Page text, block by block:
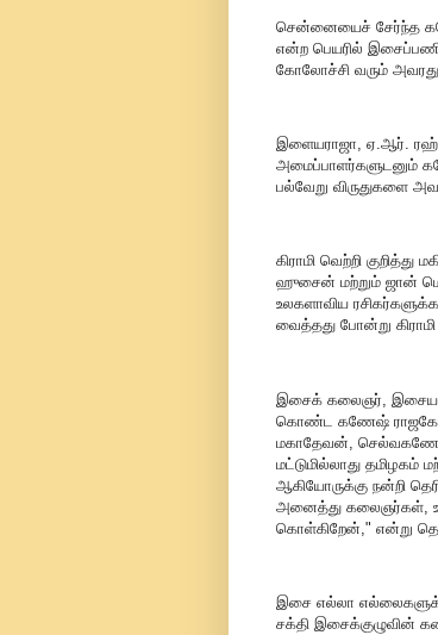
சென்னையைச் சேர்ந்த
என்ற பெயரில்
கோலோச்சி வரும் அவரது
இளையராஜா, ஏ.ஆர்.
அமைப்பாளர்களுடனும்
பல்வேறு விருதுகளை
கிராமி வெற்றி
ஹுசைன் மற்றும் ஜான்
உலகளாவிய
வைத்தது போன்று
இசைக் கலைஞர்,
கொண்ட கணேஷ்
மகாதேவன், செல்வகணேஷ்
மட்டுமில்லாது தமிழகம்
ஆகியோருக்கு நன்றி
அனைத்து கலைஞர்கள்,
கொள்கிறேன்," என்று
இசை எல்லா
சக்தி இசைக்குழுவின்